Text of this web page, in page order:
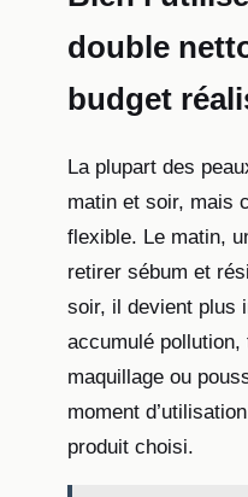
double
budget
La plupart des
matin et soir, mais
flexible. Le matin,
retirer sébum et
soir, il devient plus
accumulé pollution,
maquillage ou
moment
produit choisi.